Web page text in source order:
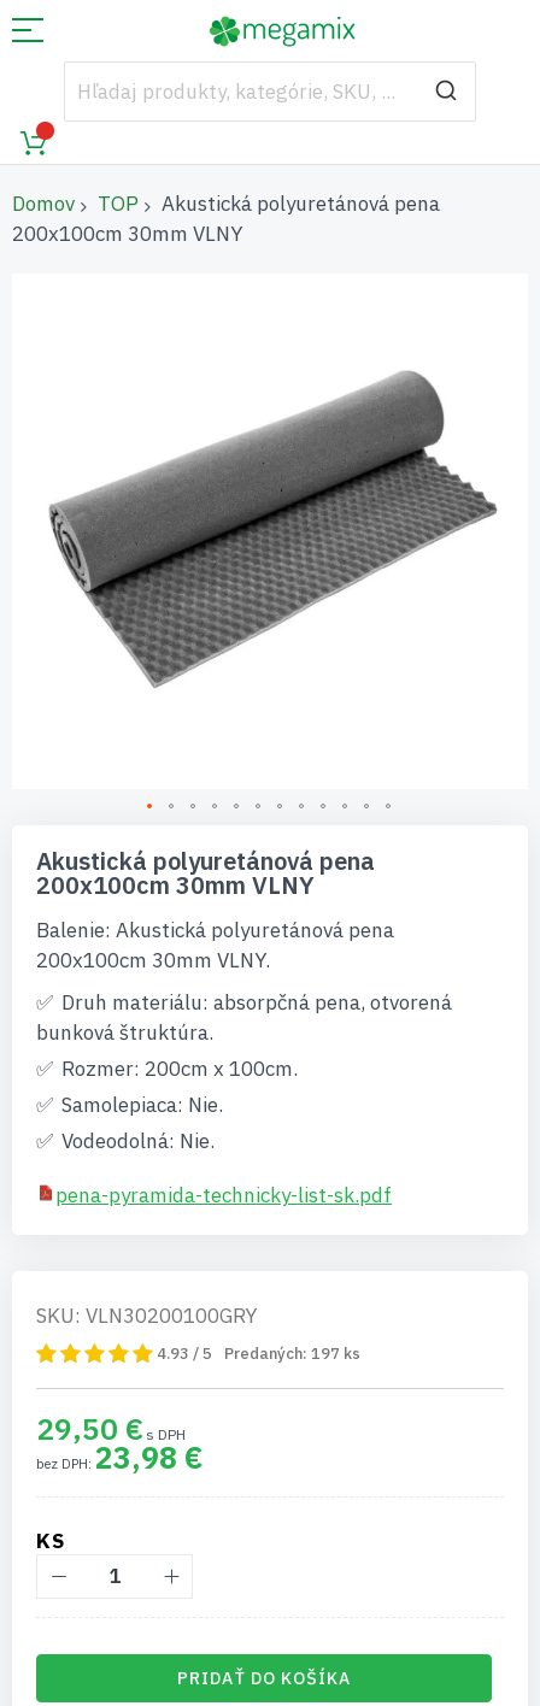
Domov TOP
Akustická polyuretánová pena
200x100cm 30mm VLNY
začiatok
galérie
Akustická polyuretánová pena
200x100cm 30mm VLNY
Balenie: Akustická polyuretánová pena
200x100cm 30mm VLNY.
Druh materiálu: absorpčná pena, otvorená
bunková štruktúra.
Rozmer: 200cm x 100cm.
Samolepiaca: Nie.
Vodeodolná: Nie.
pena-pyramida-technicky-list-sk.pdf
SKU: VLN30200100GRY
4.93 / 5 Predaných: 197 ks
29,50 €
23,98 €
KS
PRIDAŤ DO KOŠÍKA